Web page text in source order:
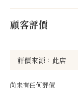
顧客評價
尚未有任何評價